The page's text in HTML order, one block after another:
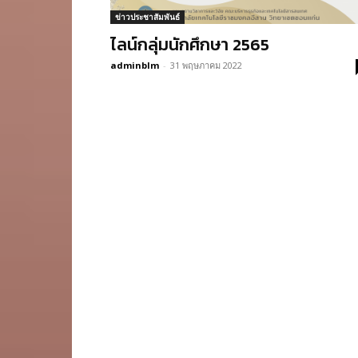
ข่าวประชาสัมพันธ์
ไลน์กลุ่มนักศึกษา 2565
adminblm - 31 พฤษภาคม 2022